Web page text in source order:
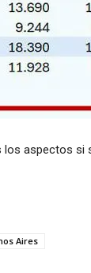
aspectos si
Aires